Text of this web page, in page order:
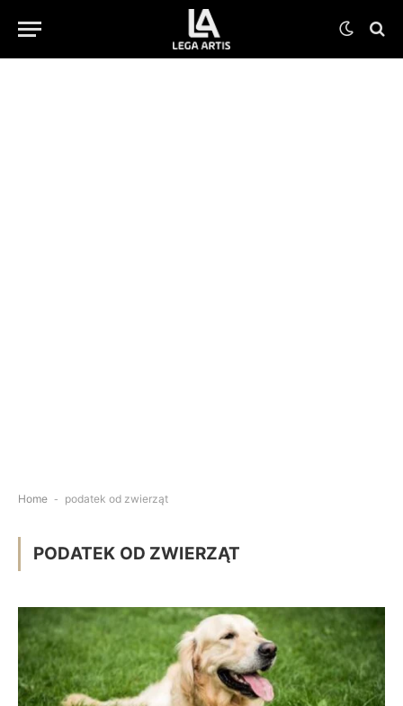
Home - podatek od zwierząt
PODATEK OD ZWIERZĄT